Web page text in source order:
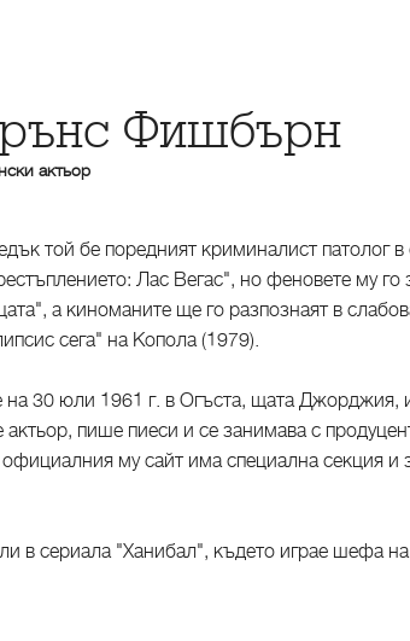
Фишбърн
актьор
той бе поредният криминалист патолог
Лас Вегас", но феновете му
а киноманите ще го разпознаят в
сега" на Копола (1979).
на 30 юли 1961 г. в Огъста, щата Джорджия,
пише пиеси и се занимава с
му сайт има специална секция и
в сериала "Ханибал", където играе шефа